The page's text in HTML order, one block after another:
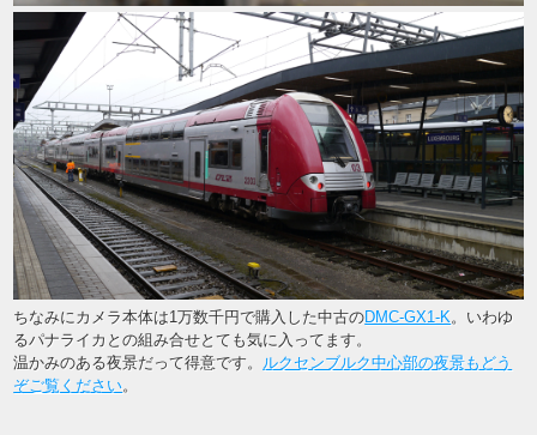
ちなみにカメラ本体は1万数千円で購入した中古のDMC-GX1-K 。いわゆ
るパナライカとの組み合せとても気に入ってます。
温かみのある夜景だって得意です。
ルクセンブルク中心部の夜景もどう
ぞご覧ください。